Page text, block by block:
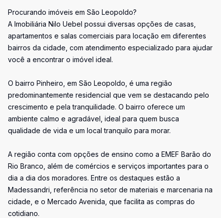
Procurando imóveis em São Leopoldo?
A Imobiliária Nilo Uebel possui diversas opções de casas,
apartamentos e salas comerciais para locação em diferentes
bairros da cidade, com atendimento especializado para ajudar
você a encontrar o imóvel ideal.
O bairro Pinheiro, em São Leopoldo, é uma região
predominantemente residencial que vem se destacando pelo
crescimento e pela tranquilidade. O bairro oferece um
ambiente calmo e agradável, ideal para quem busca
qualidade de vida e um local tranquilo para morar.
A região conta com opções de ensino como a EMEF Barão do
Rio Branco, além de comércios e serviços importantes para o
dia a dia dos moradores. Entre os destaques estão a
Madessandri, referência no setor de materiais e marcenaria na
cidade, e o Mercado Avenida, que facilita as compras do
cotidiano.